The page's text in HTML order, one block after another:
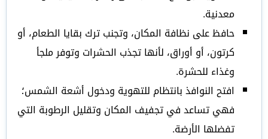
معدنية.
حافظ على نظافة المكان، وتجنب ترك بقايا الطعام، أو
كرتون، أو أوراق، لأنها تجذب الحشرات وتوفر ملجأ
وغذاء للحشرة.
افتح النوافذ بانتظام للتهوية ودخول أشعة الشمس؛
فهي تساعد في تجفيف المكان وتقليل الرطوبة التي
تفضلها الأرضة.